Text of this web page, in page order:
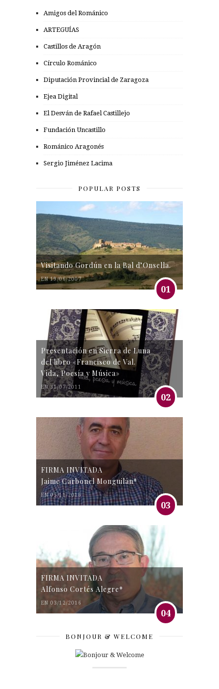
Amigos del Románico
ARTEGUÍAS
Castillos de Aragón
Círculo Románico
Diputación Provincial de Zaragoza
Ejea Digital
El Desván de Rafael Castillejo
Fundación Uncastillo
Románico Aragonés
Sergio Jiménez Lacima
POPULAR POSTS
Visitando Gordún en la Bal d’Onsella.
EN 19/06/2007
01
Presentación en Sierra de Luna
del libro «Francisco de Val.
Vida, Poesía y Música»
EN 31/07/2011
02
FIRMA INVITADA
Jaime Carbonel Monguilán*
EN 05/11/2016
03
FIRMA INVITADA
Alfonso Cortés Alegre*
EN 03/12/2016
04
BONJOUR & WELCOME